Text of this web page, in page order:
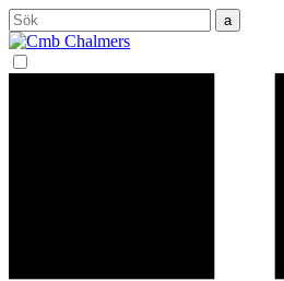
Sök
efter: